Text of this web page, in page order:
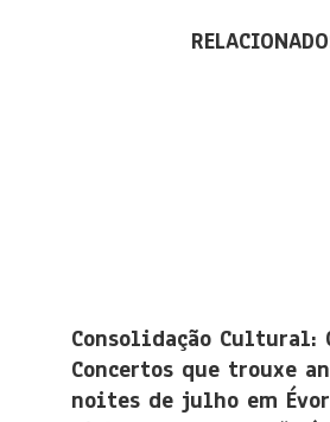
Consolidação Cultural:
Concertos que trouxe
noites de julho em